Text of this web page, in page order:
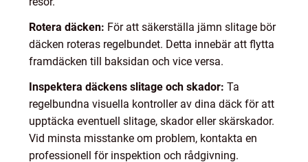
Rotera däcken: För att säkerställa jämn slitage bör
däcken roteras regelbundet. Detta innebär att flytta
framdäcken till baksidan och vice versa.
Inspektera däckens slitage och skador: Ta
regelbundna visuella kontroller av dina däck för att
upptäcka eventuell slitage, skador eller skärskador.
Vid minsta misstanke om problem, kontakta en
professionell för inspektion och rådgivning.